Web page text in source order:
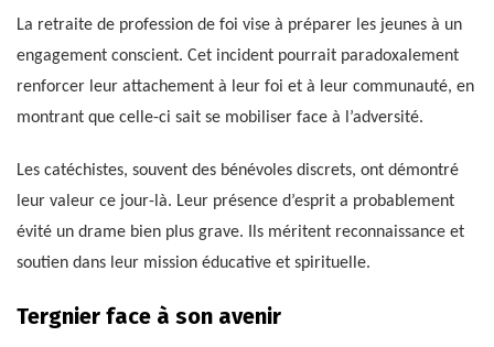
La retraite de profession de foi vise à préparer les jeunes à un
engagement conscient. Cet incident pourrait paradoxalement
renforcer leur attachement à leur foi et à leur communauté, en
montrant que celle-ci sait se mobiliser face à l’adversité.
Les catéchistes, souvent des bénévoles discrets, ont démontré
leur valeur ce jour-là. Leur présence d’esprit a probablement
évité un drame bien plus grave. Ils méritent reconnaissance et
soutien dans leur mission éducative et spirituelle.
Tergnier face à son avenir